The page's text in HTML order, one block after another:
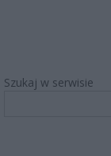
Szukaj w serwisie